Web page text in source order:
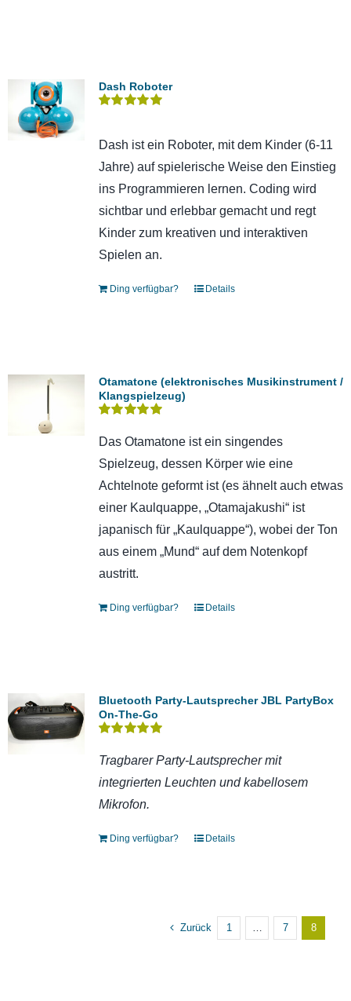
Dash Roboter
Dash ist ein Roboter, mit dem Kinder (6-11
Jahre) auf spielerische Weise den Einstieg
ins Programmieren lernen. Coding wird
sichtbar und erlebbar gemacht und regt
Kinder zum kreativen und interaktiven
Spielen an.
Ding verfügbar? Details
Otamatone (elektronisches Musikinstrument /
Klangspielzeug)
mit5.00von 5
Das Otamatone ist ein singendes
Spielzeug, dessen Körper wie eine
Achtelnote geformt ist (es ähnelt auch etwas
einer Kaulquappe, „Otamajakushi“ ist
japanisch für „Kaulquappe“), wobei der Ton
aus einem „Mund“ auf dem Notenkopf
austritt.
Ding verfügbar? Details
Bluetooth Party-Lautsprecher JBL PartyBox
On-The-Go
mit5.00von 5
Tragbarer Party-Lautsprecher mit
integrierten Leuchten und kabellosem
Mikrofon.
Ding verfügbar? Details
Zurück 1 … 7 8